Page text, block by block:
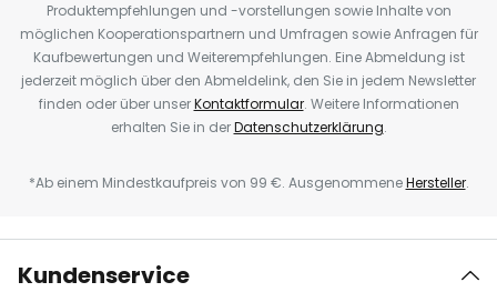
Produktempfehlungen und -vorstellungen sowie Inhalte von
möglichen Kooperationspartnern und Umfragen sowie Anfragen für
Kaufbewertungen und Weiterempfehlungen. Eine Abmeldung ist
jederzeit möglich über den Abmeldelink, den Sie in jedem Newsletter
finden oder über unserKontaktformular. Weitere Informationen
erhalten Sie in derDatenschutzerklärung.
*Ab einem Mindestkaufpreis von 99 €. AusgenommeneHersteller.
Kundenservice